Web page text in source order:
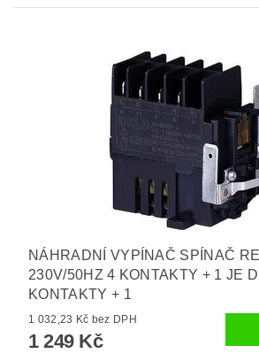
NÁHRADNÍ VYPÍNAČ SPÍNAČ
230V/50HZ 4 KONTAKTY + 1 JE
KONTAKTY + 1
1 032,23 Kč bez DPH
1 249 Kč